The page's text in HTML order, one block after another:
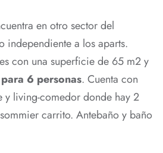
en otro sector del
independiente a los aparts.
con una superficie de 65 m2 y
6 personas. Cuenta con
y living-comedor donde hay 2
carrito. Antebaño y baño